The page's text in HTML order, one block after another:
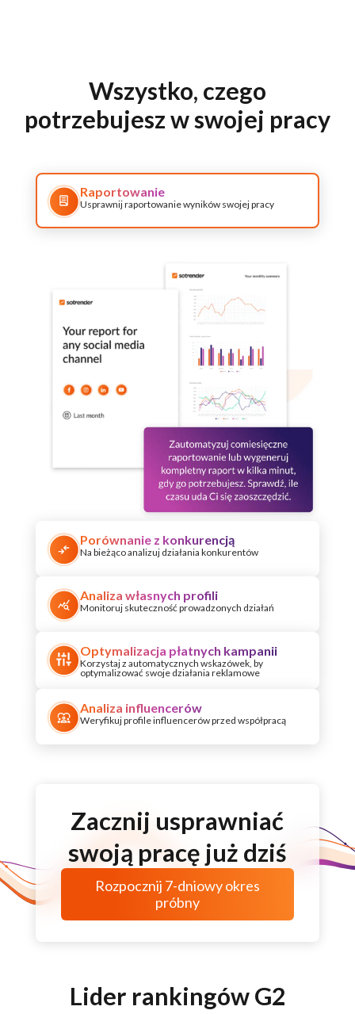
Wszystko, czego
potrzebujesz w swojej pracy
Raportowanie
Usprawnij raportowanie wyników swojej pracy
Porównanie z konkurencją
Na bieżąco analizuj działania konkurentów
Analiza własnych profili
Monitoruj skuteczność prowadzonych działań
Optymalizacja płatnych kampanii
Korzystaj z automatycznych wskazówek, by
optymalizować swoje działania reklamowe
Analiza influencerów
Weryfikuj profile influencerów przed współpracą
Zacznij usprawniać
swoją pracę już dziś
Rozpocznij 7-dniowyokres
próbny
Lider rankingów G2